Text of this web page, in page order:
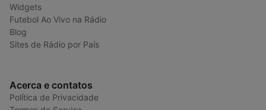
Widgets
Futebol Ao Vivo na Rádio
Blog
Sites de Rádio por País
Acerca e contatos
Política de Privacidade